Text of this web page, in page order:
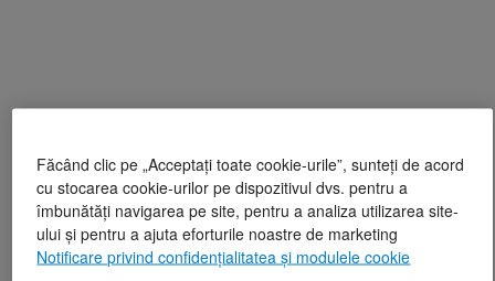
Făcând clic pe „Acceptați toate cookie-urile”, sunteți de acord
cu stocarea cookie-urilor pe dispozitivul dvs. pentru a
îmbunătăți navigarea pe site, pentru a analiza utilizarea site-
ului și pentru a ajuta eforturile noastre de marketing
Notificare privind confidențialitatea și modulele cookie